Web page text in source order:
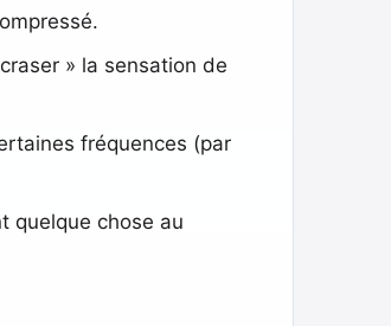
» la sensation de
fréquences (par
quelque chose au